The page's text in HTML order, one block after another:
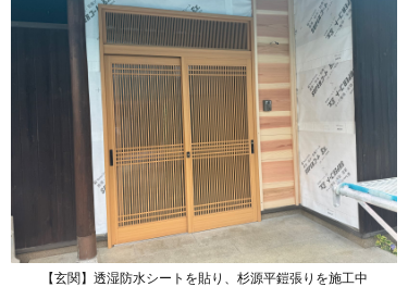
【玄関】透湿防水シートを貼り、杉源平鎧張りを施工中